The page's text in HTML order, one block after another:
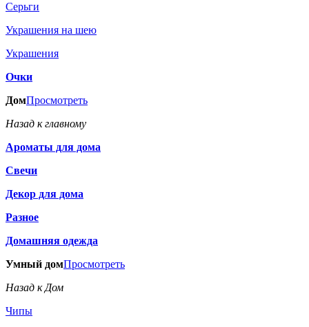
Серьги
Украшения на шею
Украшения
Очки
ДомПросмотреть
Назад к главному
Ароматы для дома
Свечи
Декор для дома
Разное
Домашняя одежда
Умный домПросмотреть
Назад к Дом
Чипы